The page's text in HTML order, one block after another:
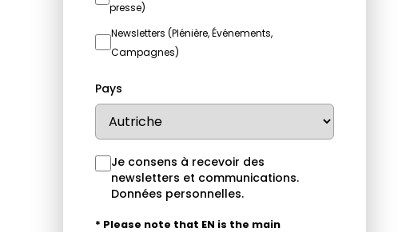
presse)
Newsletters (Plénière, Événements,
Campagnes)
Pays
Je consens à recevoir des
newsletters et communications.
Données personnelles.
* Please note that EN is the main